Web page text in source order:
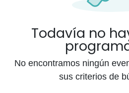
Todavía no
No encontramos ningún
sus criterios de